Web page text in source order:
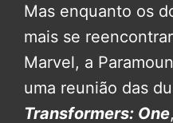
Mas enquanto os
mais se
Marvel, a
uma reunião das
Transformers: One